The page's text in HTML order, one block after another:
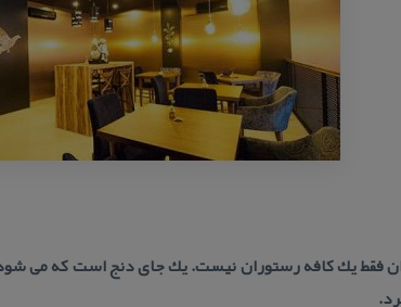
فقط یك كافه رستوران نیست. یك جای دنج است كه می